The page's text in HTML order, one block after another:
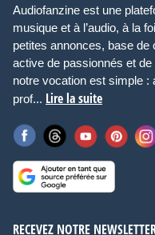
Audiofanzine est une
musique et à l’audio, à la
petites annonces, base
active de passionnés et
notre vocation est simple :
prof... Lire la suite
RECEVEZ NOTRE